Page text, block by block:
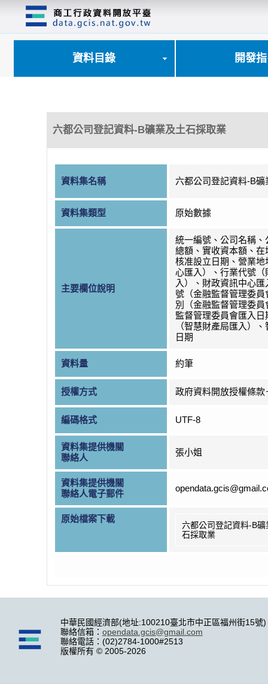
資料目錄 開發
六都公司登記資料-B礦業及土石採取業
資料集名稱 六都公司登記資料-B礦
資料集類型 原始數據
主要欄位說明
統一編號、公司名稱、
總額、實收資本額、在
核准設立日期、營業地
心匯入）、行業代號（
入）、財政資訊中心
號（金融監督管理委員
別（金融監督管理委
監督管理委員會匯入日
（智慧財產局匯入）
日期
資料量 約筆
授權方式 政府資料開放授權條款
編碼格式 UTF-8
資料集提供機關
聯絡人
張小姐
資料集提供機關
聯絡人電子郵件
原始檔案下載
六都公司登記資料-B礦
石採取業
中華民國經濟部(地址:100210臺北市中正區福州街15號)
聯絡信箱： opendata.gcis@gmail.com
聯絡電話：(02)2784-1000#2513
版權所有 © 2005-2026